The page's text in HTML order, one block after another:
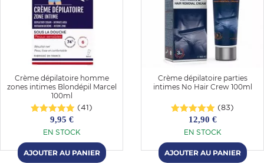
Crème dépilatoire homme
zones intimes Blondépil Marcel
100ml
(41)
9,95 €
EN STOCK
Crème dépilatoire parties
intimes No Hair Crew 100ml
(83)
12,90 €
EN STOCK